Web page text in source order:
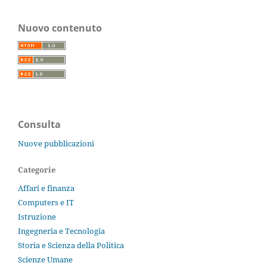
Nuovo contenuto
Consulta
Nuove pubblicazioni
Categorie
Affari e finanza
Computers e IT
Istruzione
Ingegneria e Tecnologia
Storia e Scienza della Politica
Scienze Umane